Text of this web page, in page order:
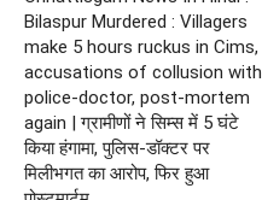
Bilaspur Murdered : Villagers
make 5 hours ruckus in Cims,
accusations of collusion with
police-doctor, post-mortem
again | ग्रामीणों ने सिम्स में 5 घंटे
किया हंगामा, पुलिस-डॉक्टर पर
मिलीभगत का आरोप, फिर हुआ